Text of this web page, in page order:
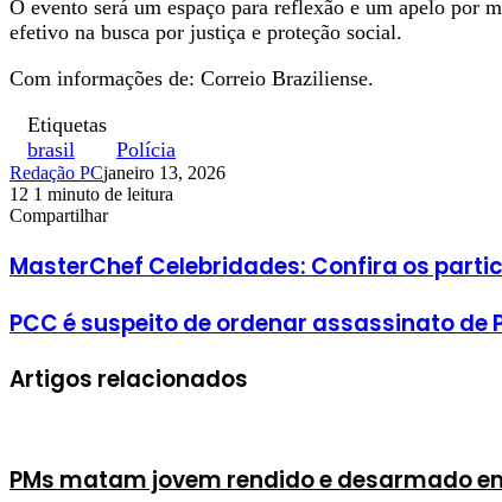
O evento será um espaço para reflexão e um apelo por
efetivo na busca por justiça e proteção social.
Com informações de: Correio Braziliense.
Etiquetas
brasil
Polícia
Redação PCjaneiro 13, 2026
12 1 minuto de leitura
Facebook
X
Linkedin
Pinterest
WhatsApp
Telegram
Compartilhar
MasterChef Celebridades: Confira os
PCC é suspeito de ordenar assassinato
Artigos relacionados
PMs matam jovem rendido e desarmado